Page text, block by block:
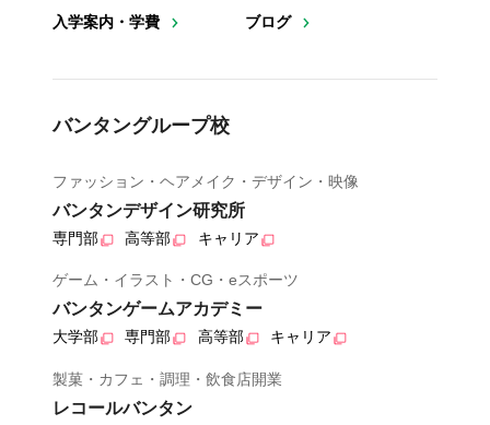
入学案内・学費
ブログ
バンタングループ校
ファッション・ヘアメイク・デザイン・映像
バンタンデザイン研究所
専門部 高等部 キャリア
ゲーム・イラスト・CG・eスポーツ
バンタンゲームアカデミー
大学部 専門部 高等部 キャリア
製菓・カフェ・調理・飲食店開業
レコールバンタン